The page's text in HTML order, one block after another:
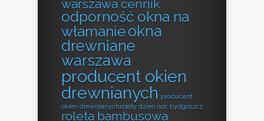
warszawa cennik
odporność okna na
włamanieokna
drewniane
warszawa
producent okien
drewnianych producent
okien drewnianychrolety dzień noc bydgoszcz
roleta bambusowa